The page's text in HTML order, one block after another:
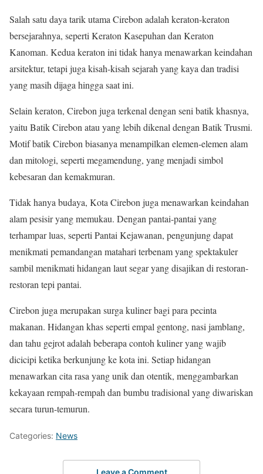
Salah satu daya tarik utama Cirebon adalah keraton-keraton
bersejarahnya, seperti Keraton Kasepuhan dan Keraton
Kanoman. Kedua keraton ini tidak hanya menawarkan keindahan
arsitektur, tetapi juga kisah-kisah sejarah yang kaya dan tradisi
yang masih dijaga hingga saat ini.
Selain keraton, Cirebon juga terkenal dengan seni batik khasnya,
yaitu Batik Cirebon atau yang lebih dikenal dengan Batik Trusmi.
Motif batik Cirebon biasanya menampilkan elemen-elemen alam
dan mitologi, seperti megamendung, yang menjadi simbol
kebesaran dan kemakmuran.
Tidak hanya budaya, Kota Cirebon juga menawarkan keindahan
alam pesisir yang memukau. Dengan pantai-pantai yang
terhampar luas, seperti Pantai Kejawanan, pengunjung dapat
menikmati pemandangan matahari terbenam yang spektakuler
sambil menikmati hidangan laut segar yang disajikan di restoran-
restoran tepi pantai.
Cirebon juga merupakan surga kuliner bagi para pecinta
makanan. Hidangan khas seperti empal gentong, nasi jamblang,
dan tahu gejrot adalah beberapa contoh kuliner yang wajib
dicicipi ketika berkunjung ke kota ini. Setiap hidangan
menawarkan cita rasa yang unik dan otentik, menggambarkan
kekayaan rempah-rempah dan bumbu tradisional yang diwariskan
secara turun-temurun.
Categories: News
Leave a Comment